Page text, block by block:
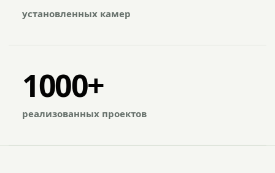
установленных камер
1000+
реализованных проектов